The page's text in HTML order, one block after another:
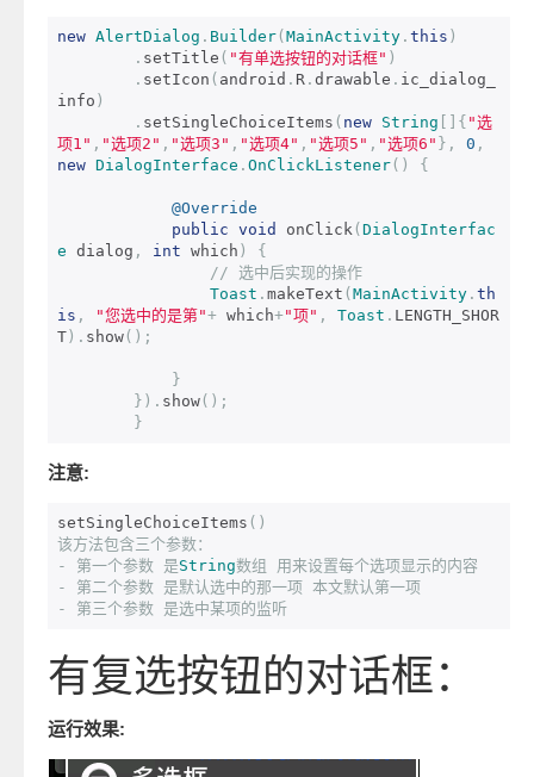
new AlertDialog . Builder( MainActivity . this )
. setTitle ( "有单选按钮的对话框" )
. setIcon ( android . R . drawable . ic_dialog_
info )
. setSingleChoiceItems ( new String []{ "选
项1" , "选项2" , "选项3" , "选项4" , "选项5" , "选项6" }, 0 ,
new DialogInterface . OnClickListener() {
@Override
public void onClick( DialogInterfac
e dialog , int which )
{
// 选中后实现的操作
Toast . makeText ( MainActivity . th
is , "您选中的是第"+ which+"项" , Toast . LENGTH_SHOR
T ). show();
}
}). show();
}
注意:
setSingleChoiceItems ()
该方法包含三个参数：
-
第一个参数 是String数组
用来设置每个选项显示的内容
-
第二个参数 是默认选中的那一项 本文默认第一项
-
第三个参数 是选中某项的监听
有复选按钮的对话框：
运行效果: